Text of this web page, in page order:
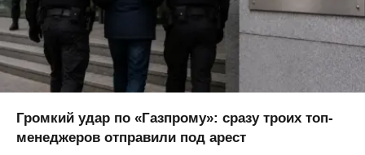
Громкий удар по «Газпрому»: сразу троих топ-
менеджеров отправили под арест